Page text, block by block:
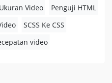
Video
Penguji HTML
SCSS Ke CSS
video